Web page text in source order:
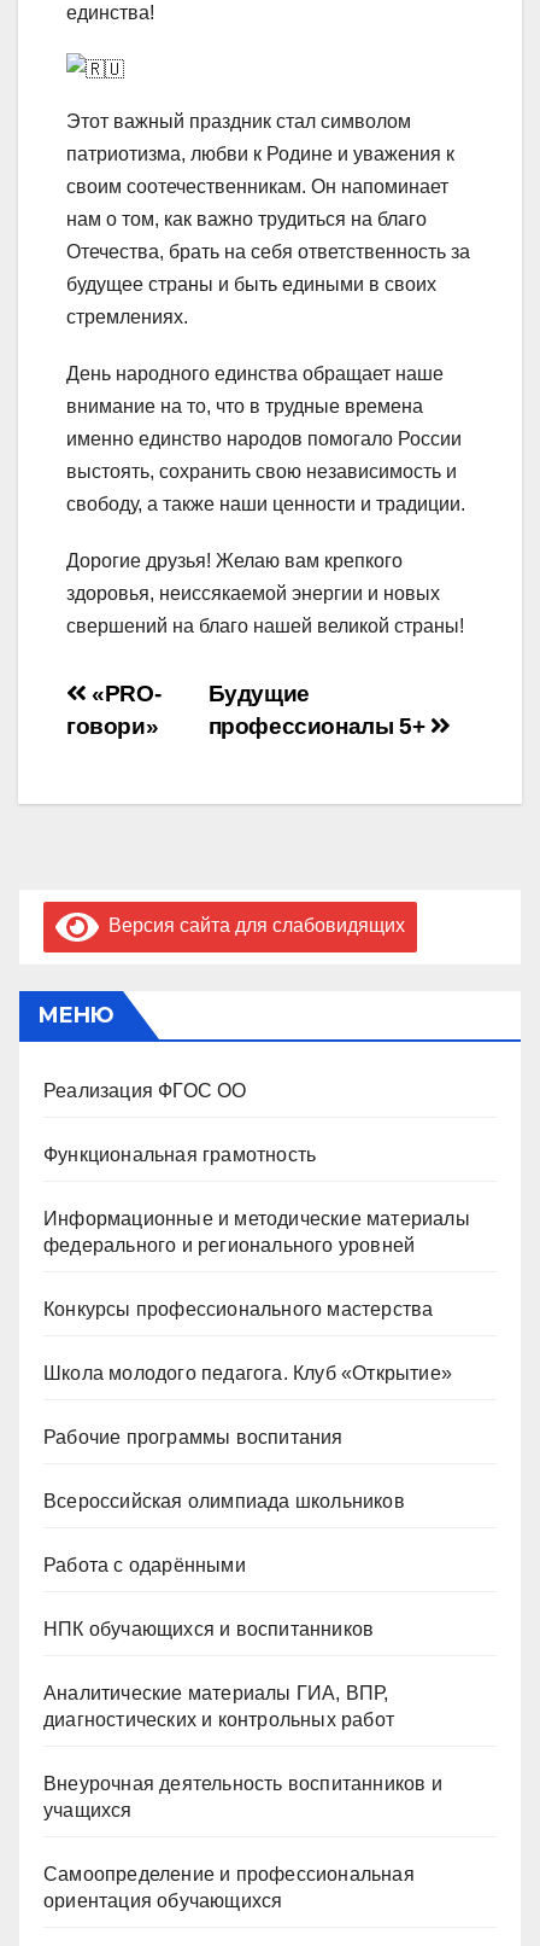
единства!
Этот важный праздник стал символом
патриотизма, любви к Родине и уважения к
своим соотечественникам. Он напоминает
нам о том, как важно трудиться на благо
Отечества, брать на себя ответственность за
будущее страны и быть едиными в своих
стремлениях.
День народного единства обращает наше
внимание на то, что в трудные времена
именно единство народов помогало России
выстоять, сохранить свою независимость и
свободу, а также наши ценности и традиции.
Дорогие друзья! Желаю вам крепкого
здоровья, неиссякаемой энергии и новых
свершений на благо нашей великой страны!
Навигация
записям
Будущие
профессионалы 5+
«PRO-
говори»
Версия сайта для слабовидящих
МЕНЮ
Реализация ФГОС ОО
Функциональная грамотность
Информационные и методические материалы
федерального и регионального уровней
Конкурсы профессионального мастерства
Школа молодого педагога. Клуб «Открытие»
Рабочие программы воспитания
Всероссийская олимпиада школьников
Работа с одарёнными
НПК обучающихся и воспитанников
Аналитические материалы ГИА, ВПР,
диагностических и контрольных работ
Внеурочная деятельность воспитанников и
учащихся
Самоопределение и профессиональная
ориентация обучающихся